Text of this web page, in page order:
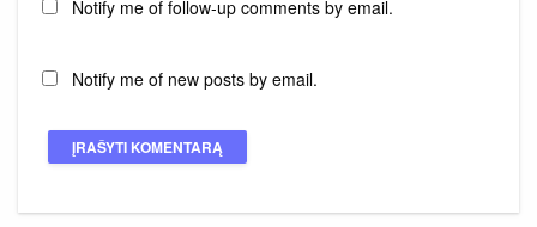
Notify me of follow-up comments by email.
Notify me of new posts by email.